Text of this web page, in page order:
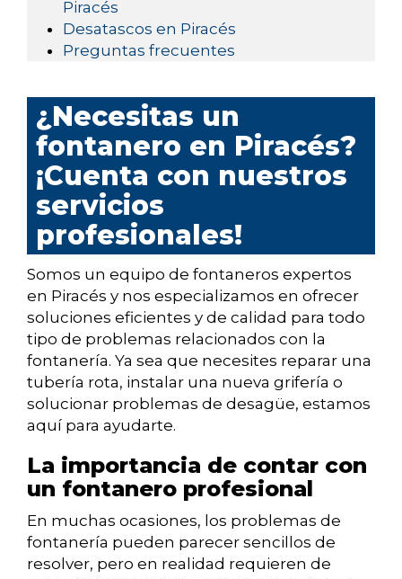
Piracés
Desatascos en Piracés
Preguntas frecuentes
¿Necesitas un
fontanero en Piracés?
¡Cuenta con nuestros
servicios
profesionales!
Somos un equipo de fontaneros expertos
en Piracés y nos especializamos en ofrecer
soluciones eficientes y de calidad para todo
tipo de problemas relacionados con la
fontanería. Ya sea que necesites reparar una
tubería rota, instalar una nueva grifería o
solucionar problemas de desagüe, estamos
aquí para ayudarte.
La importancia de contar con
un fontanero profesional
En muchas ocasiones, los problemas de
fontanería pueden parecer sencillos de
resolver, pero en realidad requieren de